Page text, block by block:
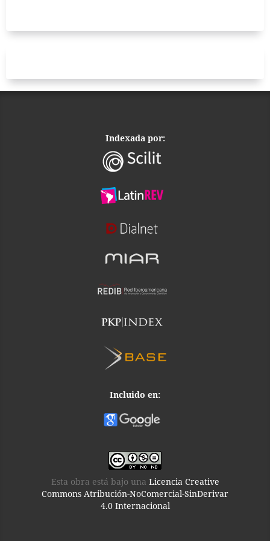
Indexada por:
Incluido en:
Esta obra está bajo una Licencia Creative
Commons Atribución-NoComercial-SinDerivar
4.0 Internacional